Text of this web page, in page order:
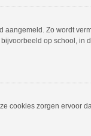
Zo wordt
op school,
cookies zorgen ervoor